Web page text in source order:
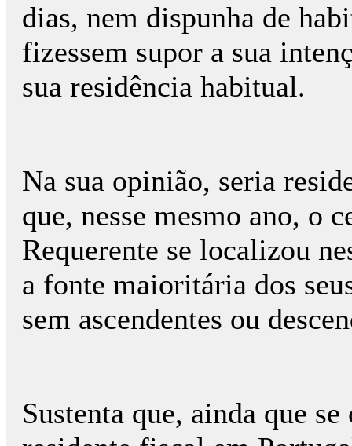
dias, nem dispunha de
fizessem supor a sua
sua residência habitual.
Na sua opinião, seria
que, nesse mesmo ano, o
Requerente se localizou
a fonte maioritária dos
sem ascendentes ou
Sustenta que, ainda que